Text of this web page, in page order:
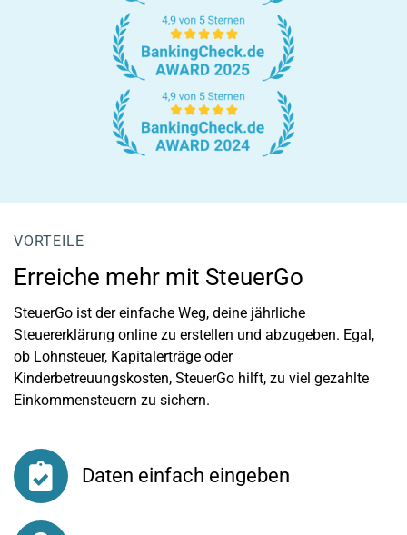
VORTEILE
Erreiche mehr mit SteuerGo
SteuerGo ist der einfache Weg, deine jährliche
Steuererklärung online zu erstellen und abzugeben. Egal,
ob Lohnsteuer, Kapitalerträge oder
Kinderbetreuungskosten, SteuerGo hilft, zu viel gezahlte
Einkommensteuern zu sichern.
Daten einfach eingeben